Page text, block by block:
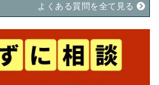
よくある質問を全て⾒る